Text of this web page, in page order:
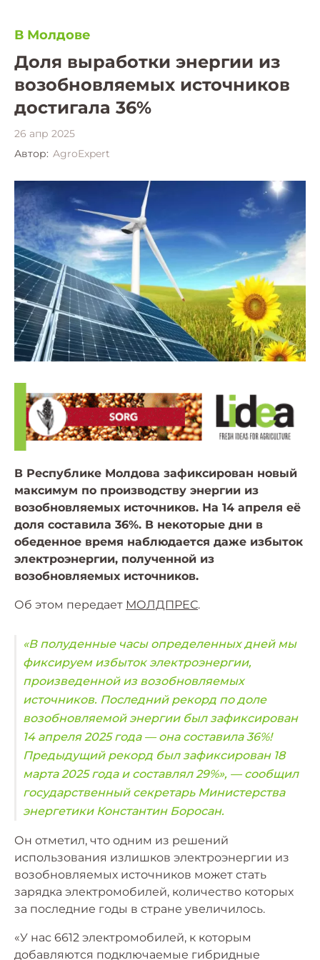
В Молдове
Доля выработки энергии из
возобновляемых источников
достигала 36%
26 апр 2025
Автор: AgroExpert
В Республике Молдова зафиксирован новый
максимум по производству энергии из
возобновляемых источников. На 14 апреля её
доля составила 36%. В некоторые дни в
обеденное время наблюдается даже избыток
электроэнергии, полученной из
возобновляемых источников.
Об этом передает МОЛДПРЕС.
«В полуденные часы определенных дней мы
фиксируем избыток электроэнергии,
произведенной из возобновляемых
источников. Последний рекорд по доле
возобновляемой энергии был зафиксирован
14 апреля 2025 года — она составила 36%!
Предыдущий рекорд был зафиксирован 18
марта 2025 года и составлял 29%», — сообщил
государственный секретарь Министерства
энергетики Константин Боросан.
Он отметил, что одним из решений
использования излишков электроэнергии из
возобновляемых источников может стать
зарядка электромобилей, количество которых
за последние годы в стране увеличилось.
«У нас 6612 электромобилей, к которым
добавляются подключаемые гибридные